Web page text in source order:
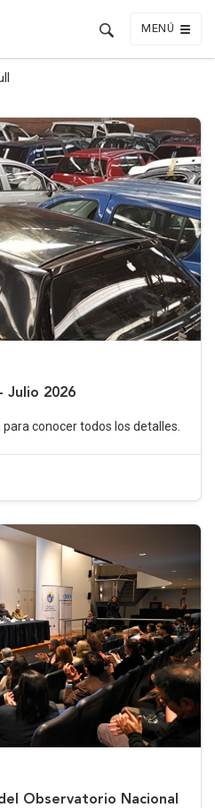
MENÚ
Julio 2026
conocer todos los detalles.
Observatorio Nacional